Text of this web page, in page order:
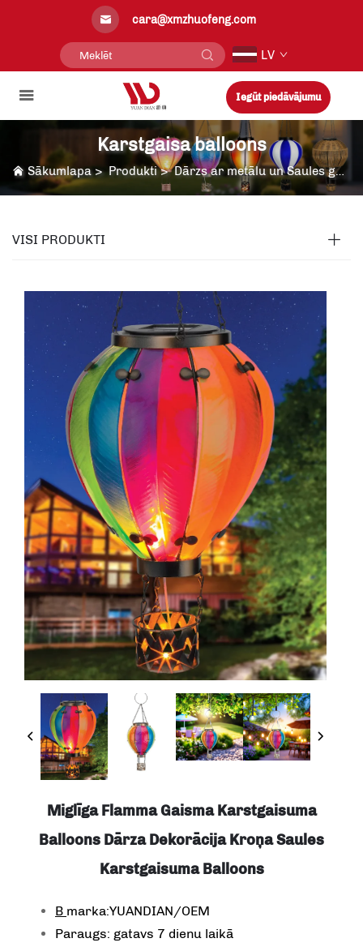
cara@xmzhuofeng.com
LV
Iegūt piedāvājumu
Karstgaisa balloons
Sākumlapa>Produkti>Dārzs ar metālu un Saules gaismu
VISI PRODUKTI
Miglīga Flamma Gaisma Karstgaisuma
Balloons Dārza Dekorācija Kroņa Saules
Karstgaisuma Balloons
B marka:YUANDIAN/OEM
Paraugs: gatavs 7 dienu laikā